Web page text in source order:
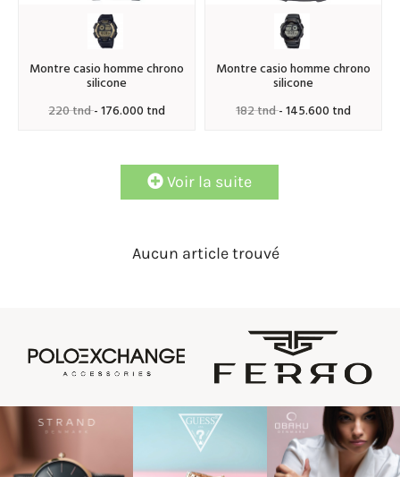
montre casio homme chrono
silicone
220 tnd- 176.000 tnd
montre casio homme chrono
silicone
182 tnd- 145.600 tnd
Voir la suite
Aucun article trouvé